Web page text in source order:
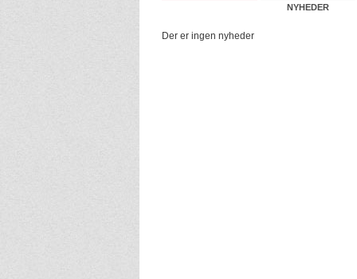
NYHEDER
Der er ingen nyheder